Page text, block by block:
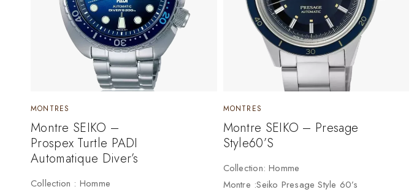
MONTRES
Montre SEIKO –
Prospex Turtle PADI
Automatique Diver’s
Collection : Homme
MONTRES
Montre SEIKO – Presage
Style60’s
Collection: Homme
Montre :Seiko Presage Style 60’s